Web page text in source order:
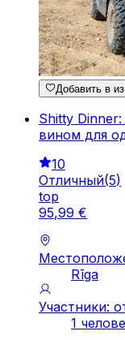
Добавить в
Shitty
вином для
10
Отличный(5)
top
95,99 €
Rīga
Участники:
1